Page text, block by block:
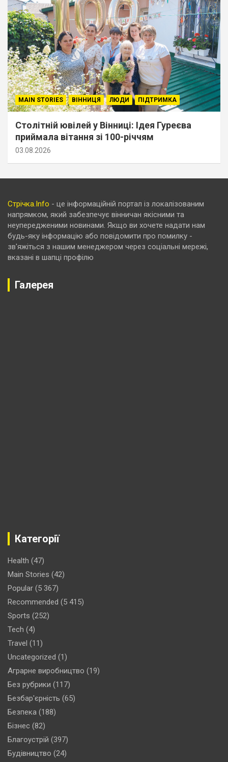
MAIN STORIES ВІННИЦЯ ЛЮДИ ПІДТРИМКА
Столітній ювілей у Вінниці: Ідея Гуреєва
приймала вітання зі 100-річчям
03.08.2026
Стрічка.Info - це інформаційній портал із локалізованим
напрямком, який забезпечує вінничан якісними та
неупередженими новинами. Якщо ви хочете надати нам
будь-яку інформацію або повідомити про помилку -
зв'яжіться з нашим менеджером через соціальні мережі,
вказані в шапці профілю
Галерея
Категорії
Health (47)
Main Stories (42)
Popular (5 367)
Recommended (5 415)
Sports (252)
Tech (4)
Travel (11)
Uncategorized (1)
Аграрне виробництво (19)
Без рубрики (117)
Безбар'єрність (65)
Безпека (188)
Бізнес (82)
Благоустрій (397)
Будівництво (24)